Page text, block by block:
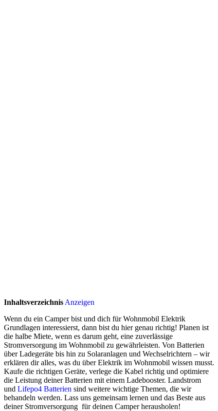
Inhaltsverzeichnis Anzeigen
Wenn du ein Camper bist und dich für Wohnmobil Elektrik
Grundlagen interessierst, dann bist du hier genau richtig! Planen ist
die halbe Miete, wenn es darum geht, eine zuverlässige
Stromversorgung im Wohnmobil zu gewährleisten. Von Batterien
über Ladegeräte bis hin zu Solaranlagen und Wechselrichtern – wir
erklären dir alles, was du über Elektrik im Wohnmobil wissen musst.
Kaufe die richtigen Geräte, verlege die Kabel richtig und optimiere
die Leistung deiner Batterien mit einem Ladebooster. Landstrom
und Lifepo4 Batterien sind weitere wichtige Themen, die wir
behandeln werden. Lass uns gemeinsam lernen und das Beste aus
deiner Stromversorgung für deinen Camper herausholen!